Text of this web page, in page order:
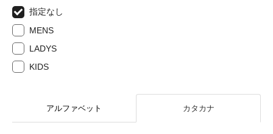
指定なし
MENS
LADYS
KIDS
アルファベット カタカナ